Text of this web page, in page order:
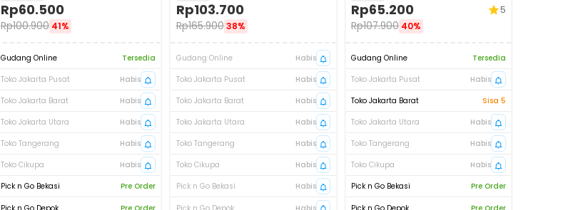
Rp60.500
Rp100.900 41%
Gudang Online
Tersedia
Toko Jakarta Pusat
Habis
Toko Jakarta Barat
Habis
Toko Jakarta Utara
Habis
Toko Tangerang
Habis
Toko Cikupa
Habis
Pick n Go Bekasi
Pre Order
Pick n Go Depok
Pre Order
Rp103.700
Rp165.900 38%
Gudang Online
Habis
Toko Jakarta Pusat
Habis
Toko Jakarta Barat
Habis
Toko Jakarta Utara
Habis
Toko Tangerang
Habis
Toko Cikupa
Habis
Pick n Go Bekasi
Habis
Pick n Go Depok
Habis
Rp65.200
Rp107.900 40%
5
Gudang Online
Tersedia
Toko Jakarta Pusat
Habis
Toko Jakarta Barat
Sisa 5
Toko Jakarta Utara
Habis
Toko Tangerang
Habis
Toko Cikupa
Habis
Pick n Go Bekasi
Pre Order
Pick n Go Depok
Pre Order